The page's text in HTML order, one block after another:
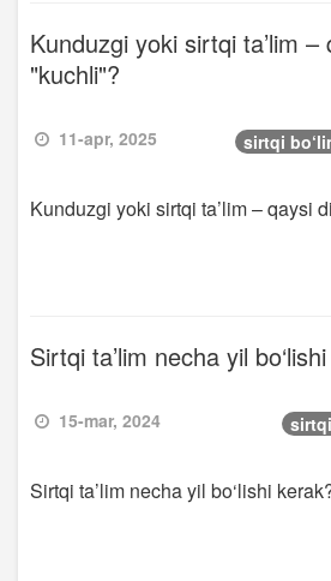
Kunduzgi yoki sirtqi ta’lim –
"kuchli"?
11-apr, 2025 sirtqi
Kunduzgi yoki sirtqi ta’lim – qaysi
Sirtqi ta’lim necha yil
15-mar, 2024
Sirtqi ta’lim necha yil bo‘lishi